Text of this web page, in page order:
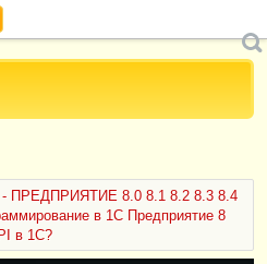
ПРЕДПРИЯТИЕ 8.0 8.1 8.2 8.3 8.4
в 1С Предприятие 8
в 1С?